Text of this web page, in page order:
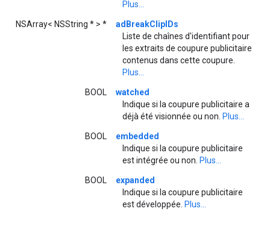
Plus...
NSArray< NSString * > *
adBreakClipIDs
Liste de chaînes d'identifiant pour
les extraits de coupure publicitaire
contenus dans cette coupure.
Plus...
BOOL
watched
Indique si la coupure publicitaire a
déjà été visionnée ou non. Plus...
BOOL
embedded
Indique si la coupure publicitaire
est intégrée ou non. Plus...
BOOL
expanded
Indique si la coupure publicitaire
est développée. Plus...